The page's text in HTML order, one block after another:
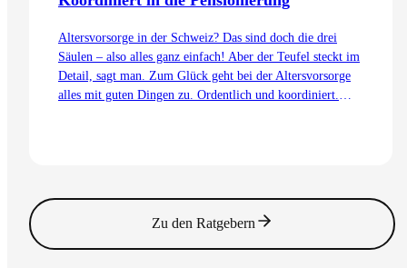
Altersvorsorge in der Schweiz? Das sind doch die drei
Säulen – also alles ganz einfach! Aber der Teufel steckt im
Detail, sagt man. Zum Glück geht bei der Altersvorsorge
alles mit guten Dingen zu. Ordentlich und koordiniert.
Zu den Ratgebern